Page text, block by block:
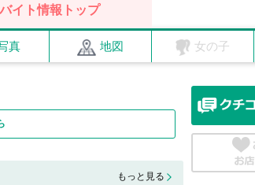
バイト情報トップ
真 地図 女の子
もっと見る